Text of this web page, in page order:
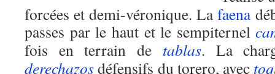
forcées et demi-véronique. Lafaena
passes par le haut et le sempiternel
fois en terrain de tablas. La
derechazosdéfensifs du torero, avec